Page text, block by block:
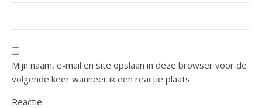
Mijn naam, e-mail en site opslaan in deze browser voor de
volgende keer wanneer ik een reactie plaats.
Reactie